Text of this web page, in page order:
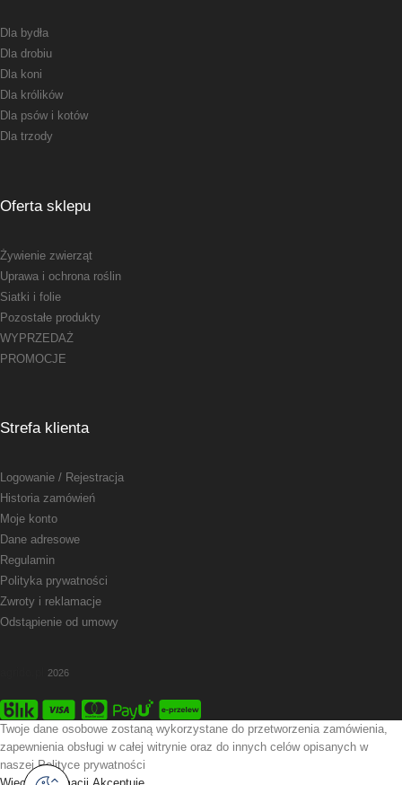
Dla bydła
Dla drobiu
Dla koni
Dla królików
Dla psów i kotów
Dla trzody
Oferta sklepu
Żywienie zwierząt
Uprawa i ochrona roślin
Siatki i folie
Pozostałe produkty
WYPRZEDAŻ
PROMOCJE
Strefa klienta
Logowanie / Rejestracja
Historia zamówień
Moje konto
Dane adresowe
Regulamin
Polityka prywatności
Zwroty i reklamacje
Odstąpienie od umowy
2026
Twoje dane osobowe zostaną wykorzystane do przetworzenia zamówienia,
zapewnienia obsługi w całej witrynie oraz do innych celów opisanych w
naszej Polityce prywatności